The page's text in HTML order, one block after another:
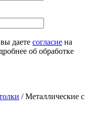
даете согласие на
об обработке
/ Металлические с